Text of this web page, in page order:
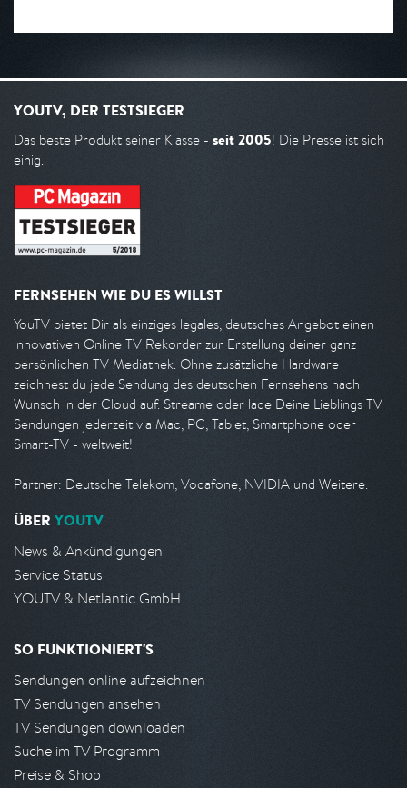
YOUTV, DER TESTSIEGER
Das beste Produkt seiner Klasse - seit 2005! Die Presse ist sich
einig.
FERNSEHEN WIE DU ES WILLST
YouTV bietet Dir als einziges legales, deutsches Angebot einen
innovativen Online TV Rekorder zur Erstellung deiner ganz
persönlichen TV Mediathek. Ohne zusätzliche Hardware
zeichnest du jede Sendung des deutschen Fernsehens nach
Wunsch in der Cloud auf. Streame oder lade Deine Lieblings TV
Sendungen jederzeit via Mac, PC, Tablet, Smartphone oder
Smart-TV - weltweit!
Partner: Deutsche Telekom, Vodafone, NVIDIA und Weitere.
ÜBER YOUTV
News & Ankündigungen
Service Status
YOUTV & Netlantic GmbH
SO FUNKTIONIERT'S
Sendungen online aufzeichnen
TV Sendungen ansehen
TV Sendungen downloaden
Suche im TV Programm
Preise & Shop